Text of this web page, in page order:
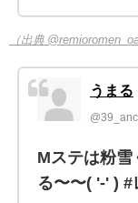
（出典 @remioromen_oa
うまる
Mステは粉
る〜〜( '-' ) #